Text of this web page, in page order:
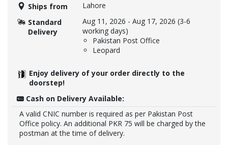
Ships from
Lahore
Standard
Delivery
Aug 11, 2026 - Aug 17, 2026 (3-6
working days)
Pakistan Post Office
Leopard
Enjoy delivery of your order directly to the
doorstep!
Cash on Delivery Available:
A valid CNIC number is required as per Pakistan Post
Office policy. An additional PKR 75 will be charged by the
postman at the time of delivery.